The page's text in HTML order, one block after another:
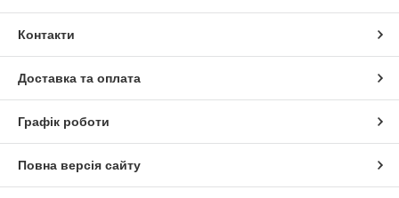
Контакти
Доставка та оплата
Графік роботи
Повна версія сайту